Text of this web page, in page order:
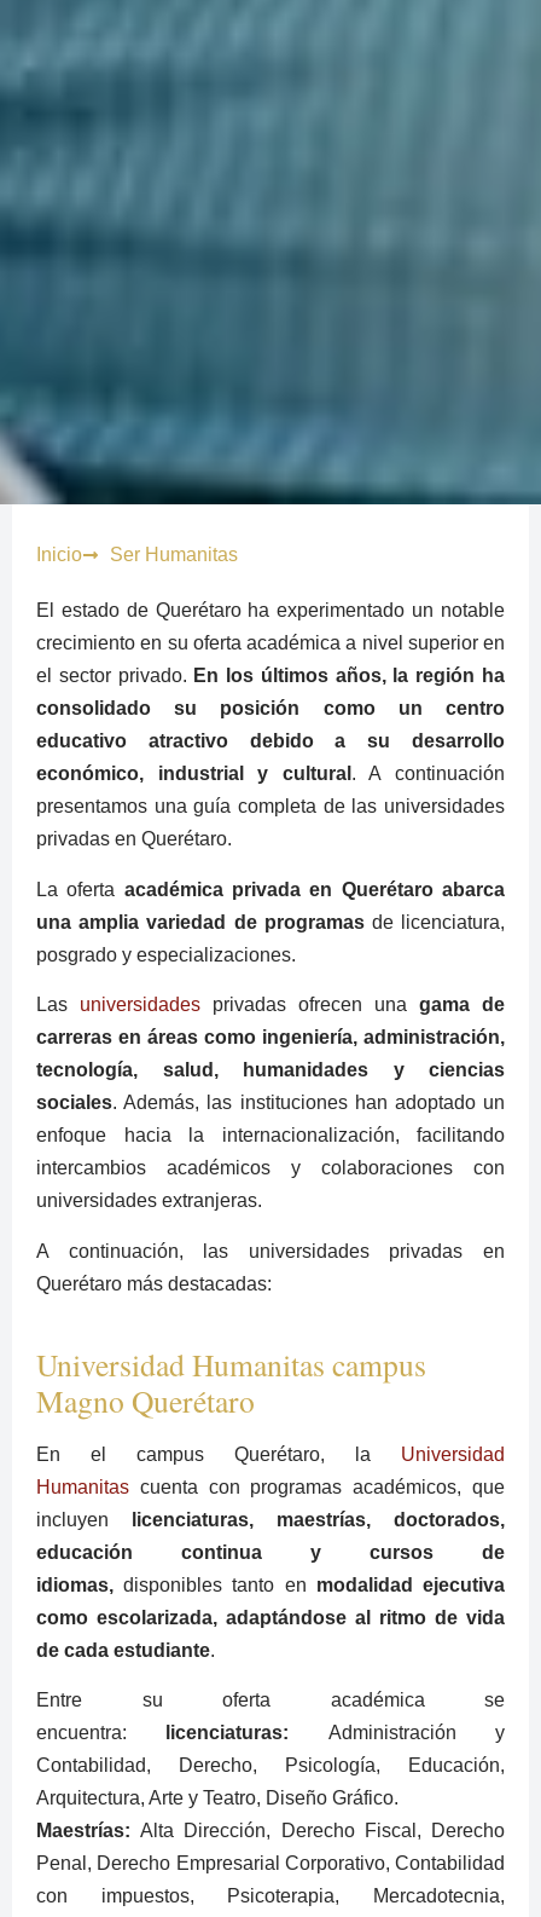
Inicio Ser Humanitas
El estado de Querétaro ha experimentado un notable
crecimiento en su oferta académica a nivel superior en
el sector privado. En los últimos años, la región ha
consolidado su posición como un centro
educativo atractivo debido a su desarrollo
económico, industrial y cultural . A continuación
presentamos una guía completa de las universidades
privadas en Querétaro.
La oferta académica privada en Querétaro abarca
una amplia variedad de programasde licenciatura,
posgrado y especializaciones.
Las universidades privadas ofrecen una gama de
carreras en áreas como ingeniería, administración,
tecnología, salud, humanidades y ciencias
sociales. Además, las instituciones han adoptado un
enfoque hacia la internacionalización, facilitando
intercambios académicos y colaboraciones con
universidades extranjeras.
A continuación, las universidades privadas en
Querétaro más destacadas:
Universidad Humanitas campus
Magno Querétaro
En el campus Querétaro, la Universidad
Humanitas cuenta con programas académicos, que
incluyen
licenciaturas, maestrías, doctorados,
educación continua y cursos de
idiomas, disponibles tanto en modalidad ejecutiva
como escolarizada, adaptándose al ritmo de vida
de cada estudiante.
Entre su oferta académica se
encuentra:
licenciaturas: Administración y
Contabilidad, Derecho, Psicología, Educación,
Arquitectura, Arte y Teatro, Diseño Gráfico.
Maestrías: Alta Dirección, Derecho Fiscal, Derecho
Penal, Derecho Empresarial Corporativo, Contabilidad
con impuestos, Psicoterapia, Mercadotecnia,